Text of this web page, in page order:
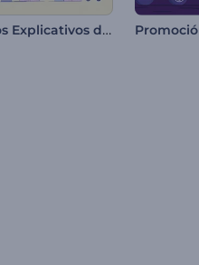
Kit para Videos Explicativos de Estilo Lineal